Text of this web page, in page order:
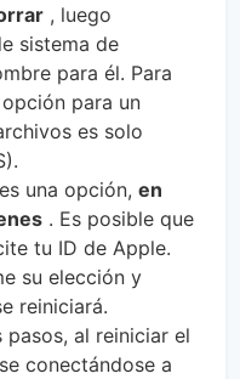
, luego
sistema de
para él. Para
para un
es solo
una opción, en
. Es posible que
tu ID de Apple.
su elección y
reiniciará.
al reiniciar el
conectándose a